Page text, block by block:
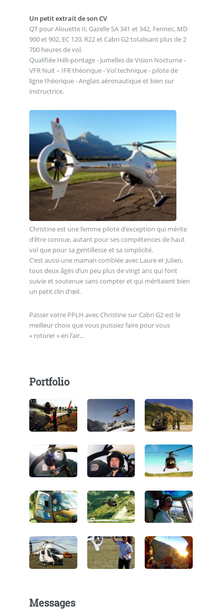
Un petit extrait de son CV
QT pour Alouette II, Gazelle SA 341 et 342, Fennec, MD
900 et 902, EC 120, R22 et Cabri G2 totalisant plus de 2
700 heures de vol.
Qualifiée Héli-pontage - Jumelles de Vision Nocturne -
VFR Nuit – IFR théorique - Vol technique - pilote de
ligne théorique - Anglais aéronautique et bien sur
instructrice.
Christine est une femme pilote d’exception qui mérite
d’être connue, autant pour ses compétences de haut
vol que pour sa gentillesse et sa simplicité.
C’est aussi une maman comblée avec Laure et Julien,
tous deux âgés d’un peu plus de vingt ans qui l’ont
suivie et soutenue sans compter et qui méritaient bien
un petit clin d’œil.
Passer votre PPLH avec Christine sur Cabri G2 est le
meilleur choix que vous puissiez faire pour vous
« rotorer » en l’air…
Portfolio
Messages